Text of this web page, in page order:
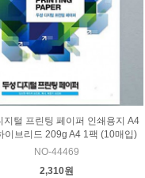
지털 프린팅 페이퍼 인쇄용지 A4
이브리드 209g A4 1팩 (10매입)
NO-44469
2,310원